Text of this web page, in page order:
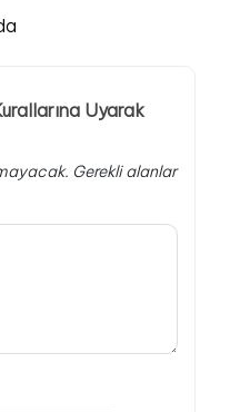
Uyarak
Gerekli alanlar